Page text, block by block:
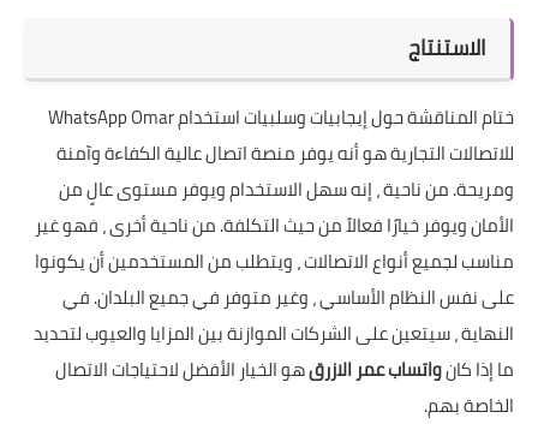
الاستنتاج
ختام المناقشة حول إيجابيات وسلبيات استخدام WhatsApp Omar
للاتصالات التجارية هو أنه يوفر منصة اتصال عالية الكفاءة وآمنة
ومريحة. من ناحية ، إنه سهل الاستخدام ويوفر مستوى عالٍ من
الأمان ويوفر خيارًا فعالاً من حيث التكلفة. من ناحية أخرى ، فهو غير
مناسب لجميع أنواع الاتصالات ، ويتطلب من المستخدمين أن يكونوا
على نفس النظام الأساسي ، وغير متوفر في جميع البلدان. في
النهاية ، سيتعين على الشركات الموازنة بين المزايا والعيوب لتحديد
ما إذا كانواتساب عمر الازرقهو الخيار الأفضل لاحتياجات الاتصال
الخاصة بهم.